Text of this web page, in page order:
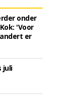
onder
'Voor
er
juli